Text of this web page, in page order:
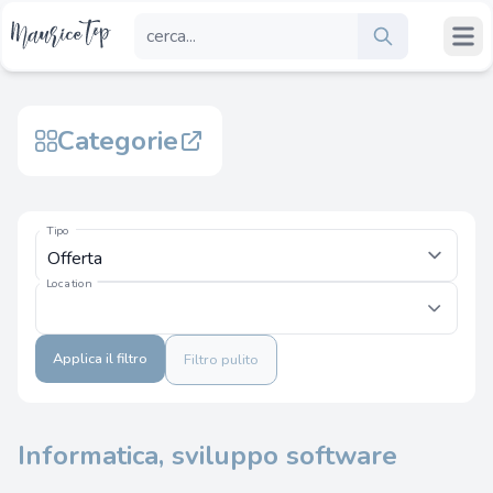
Categorie
Tipo
Location
Applica il filtro Filtro pulito
Informatica, sviluppo software